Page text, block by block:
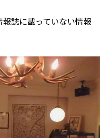
誌に載っていない情報